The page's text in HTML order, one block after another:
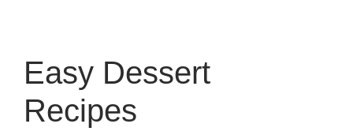
Easy Dessert
Recipes